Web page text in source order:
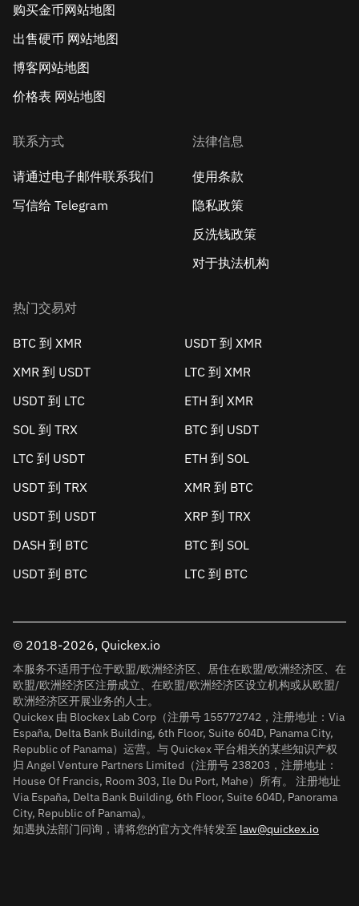
购买金币网站地图
出售硬币 网站地图
博客网站地图
价格表 网站地图
联系方式
请通过电子邮件联系我们
写信给 Telegram
法律信息
使用条款
隐私政策
反洗钱政策
对于执法机构
热门交易对
BTC 到 XMR
USDT 到 XMR
XMR 到 USDT
LTC 到 XMR
USDT 到 LTC
ETH 到 XMR
SOL 到 TRX
BTC 到 USDT
LTC 到 USDT
ETH 到 SOL
USDT 到 TRX
XMR 到 BTC
USDT 到 USDT
XRP 到 TRX
DASH 到 BTC
BTC 到 SOL
USDT 到 BTC
LTC 到 BTC
© 2018-2026, Quickex.io
本服务不适用于位于欧盟/欧洲经济区、居住在欧盟/欧洲经济区、在
欧盟/欧洲经济区注册成立、在欧盟/欧洲经济区设立机构或从欧盟/
欧洲经济区开展业务的人士。
Quickex 由 Blockex Lab Corp（注册号 155772742，注册地址：Via
España, Delta Bank Building, 6th Floor, Suite 604D, Panama City,
Republic of Panama）运营。与 Quickex 平台相关的某些知识产权
归 Angel Venture Partners Limited（注册号 238203，注册地址：
House Of Francis, Room 303, Ile Du Port, Mahe）所有。 注册地址
Via España, Delta Bank Building, 6th Floor, Suite 604D, Panorama
City, Republic of Panama)。
如遇执法部门问询，请将您的官方文件转发至 law@quickex.io